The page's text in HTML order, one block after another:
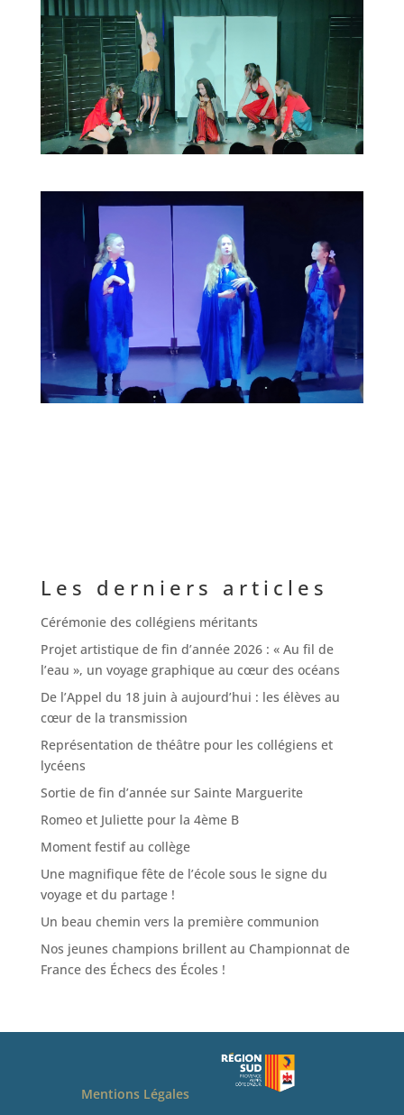
Les derniers articles
Cérémonie des collégiens méritants
Projet artistique de fin d’année 2026 : « Au fil de
l’eau », un voyage graphique au cœur des océans
De l’Appel du 18 juin à aujourd’hui : les élèves au
cœur de la transmission
Représentation de théâtre pour les collégiens et
lycéens
Sortie de fin d’année sur Sainte Marguerite
Romeo et Juliette pour la 4ème B
Moment festif au collège
Une magnifique fête de l’école sous le signe du
voyage et du partage !
Un beau chemin vers la première communion
Nos jeunes champions brillent au Championnat de
France des Échecs des Écoles !
Mentions Légales